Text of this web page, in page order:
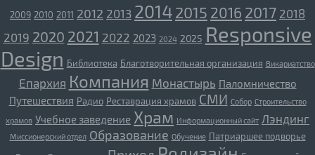
2009 2010 2011 2012 2013 20142015 2016 2017 2018
2019 2020 2021 2022 2023 2024 2025 Responsive
Design Библиотека Благотворительная организация Викариатство
Епархия Компания Монастырь Паломничество
Путешествия Радио Реставрация храмов СМИ Собор Строительство
храмов Учебное заведение Храм Информационный сайт Лэндинг
Миссионерский отдел Образование Обучение Патриаршее подворье